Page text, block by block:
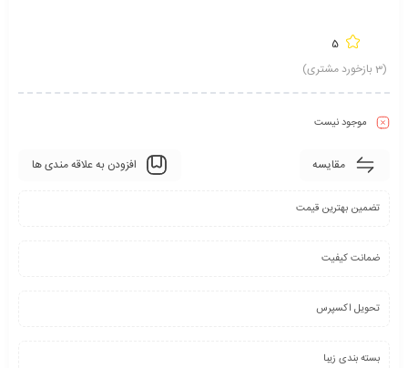
5
(
3 بازخورد مشتری)
موجود نیست
مقایسه افزودن به علاقه مندی ها
تضمین بهترین قیمت
ضمانت کیفیت
تحویل اکسپرس
بسته بندی زیبا